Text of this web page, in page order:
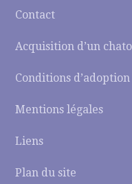
Contact
Acquisition d’un
Conditions d’adoption
Mentions légales
Liens
Plan du site